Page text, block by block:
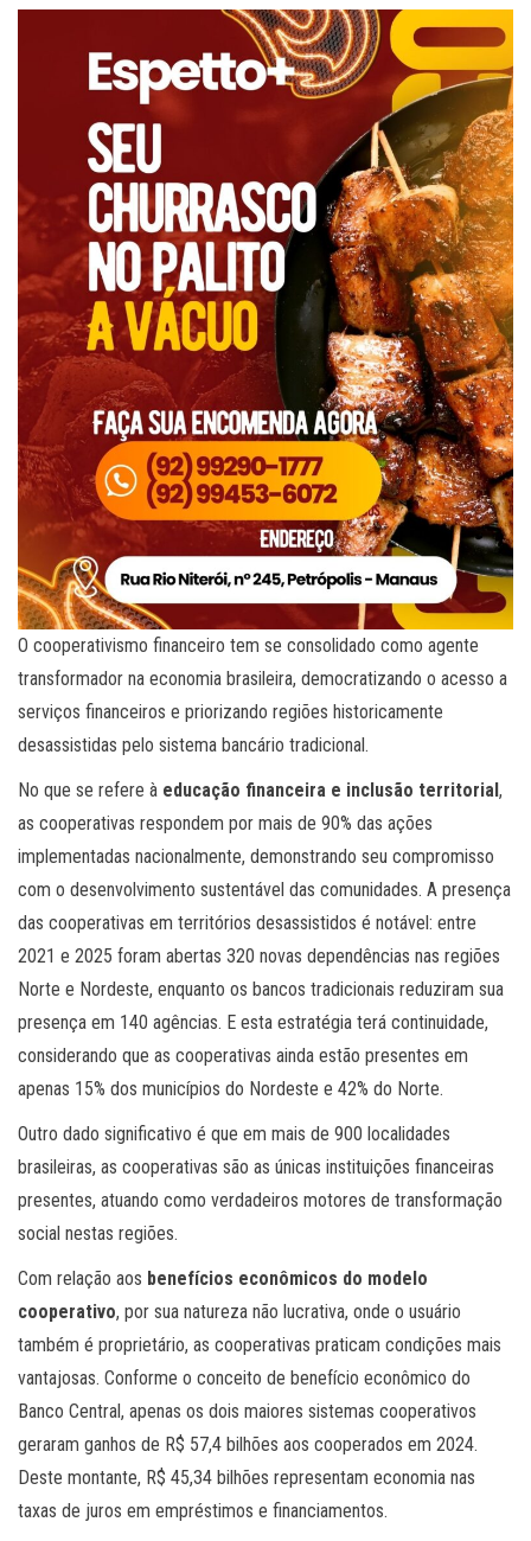
O cooperativismo financeiro tem se consolidado como agente
transformador na economia brasileira, democratizando o acesso a
serviços financeiros e priorizando regiões historicamente
desassistidas pelo sistema bancário tradicional.
No que se refere à educação financeira e inclusão territorial,
as cooperativas respondem por mais de 90% das ações
implementadas nacionalmente, demonstrando seu compromisso
com o desenvolvimento sustentável das comunidades. A presença
das cooperativas em territórios desassistidos é notável: entre
2021 e 2025 foram abertas 320 novas dependências nas regiões
Norte e Nordeste, enquanto os bancos tradicionais reduziram sua
presença em 140 agências. E esta estratégia terá continuidade,
considerando que as cooperativas ainda estão presentes em
apenas 15% dos municípios do Nordeste e 42% do Norte.
Outro dado significativo é que em mais de 900 localidades
brasileiras, as cooperativas são as únicas instituições financeiras
presentes, atuando como verdadeiros motores de transformação
social nestas regiões.
Com relação aos benefícios econômicos do modelo
cooperativo, por sua natureza não lucrativa, onde o usuário
também é proprietário, as cooperativas praticam condições mais
vantajosas. Conforme o conceito de benefício econômico do
Banco Central, apenas os dois maiores sistemas cooperativos
geraram ganhos de R$ 57,4 bilhões aos cooperados em 2024.
Deste montante, R$ 45,34 bilhões representam economia nas
taxas de juros em empréstimos e financiamentos.